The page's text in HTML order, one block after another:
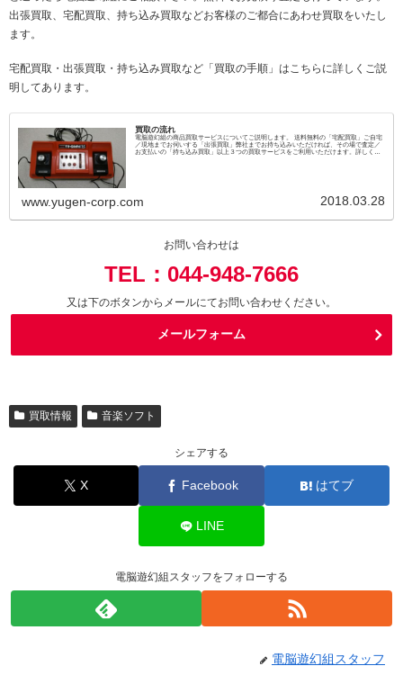
出張買取、宅配買取、持ち込み買取などお客様のご都合にあわせ買取をいたし
ます。
宅配買取・出張買取・持ち込み買取など「買取の手順」はこちらに詳しくご説
明してあります。
買取の流れ
電脳遊幻組の商品買取サービスについてご説明します。 送料無料の「宅配買取」ご自宅
／現地までお伺いする「出張買取」弊社までお持ち込みいただければ、その場で査定／
お支払いの「持ち込み買取」以上３つの買取サービスをご利用いただけます。詳しくは
www.yugen-corp.com 2018.03.28
お問い合わせは
TEL：044-948-7666
又は下のボタンからメールにてお問い合わせください。
メールフォーム
買取情報 音楽ソフト
シェアする
X Facebook はてブ
LINE
電脳遊幻組スタッフをフォローする
電脳遊幻組スタッフ